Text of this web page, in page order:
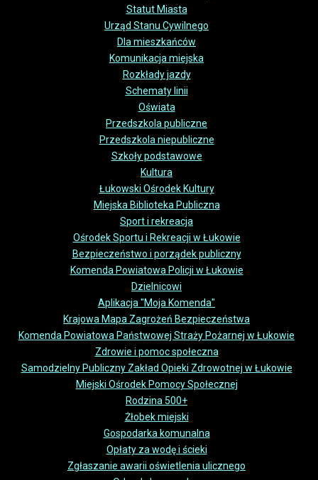
Statut Miasta
Urząd Stanu Cywilnego
Dla mieszkańców
Komunikacja miejska
Rozkłady jazdy
Schematy linii
Oświata
Przedszkola publiczne
Przedszkola niepubliczne
Szkoły podstawowe
Kultura
Łukowski Ośrodek Kultury
Miejska Biblioteka Publiczna
Sport i rekreacja
Ośrodek Sportu i Rekreacji w Łukowie
Bezpieczeństwo i porządek publiczny
Komenda Powiatowa Policji w Łukowie
Dzielnicowi
Aplikacja "Moja Komenda"
Krajowa Mapa Zagrożeń Bezpieczeństwa
Komenda Powiatowa Państwowej Straży Pożarnej w Łukowie
Zdrowie i pomoc społeczna
Samodzielny Publiczny Zakład Opieki Zdrowotnej w Łukowie
Miejski Ośrodek Pomocy Społecznej
Rodzina 500+
Żłobek miejski
Gospodarka komunalna
Opłaty za wodę i ścieki
Zgłaszanie awarii oświetlenia ulicznego